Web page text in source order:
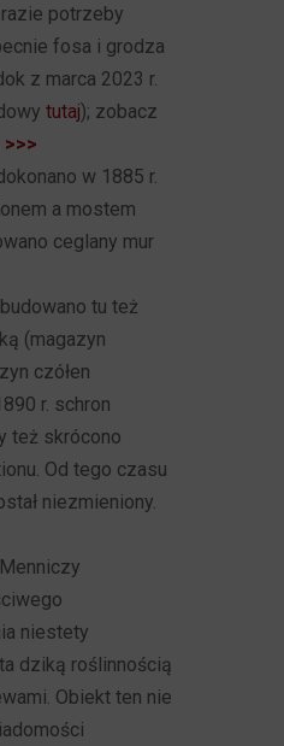
potrzeby
fosa i grodza
z marca 2023 r.
tutaj); zobacz
>>>
w 1885 r.
a mostem
ceglany mur
tu też
(magazyn
czółen
r. schron
też skrócono
Od tego czasu
niezmieniony.
niestety
dziką roślinnością
Obiekt ten nie